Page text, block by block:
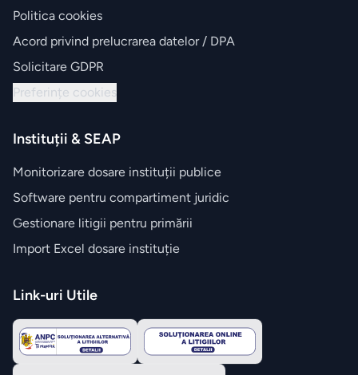
Politica cookies
Acord privind prelucrarea datelor / DPA
Solicitare GDPR
Preferințe cookies
Instituții & SEAP
Monitorizare dosare instituții publice
Software pentru compartiment juridic
Gestionare litigii pentru primării
Import Excel dosare instituție
Link-uri Utile